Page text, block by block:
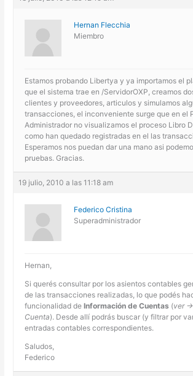
Hernan Flecchia
Miembro
Estamos probando Libertya y ya importamos el
que el sistema trae en /ServidorOXP, creamos
clientes y proveedores, articulos y simulamos
transacciones, el inconveniente surge que en el
Administrador no visualizamos el proceso Libro
como han quedado registradas en el las
Esperamos nos puedan dar una mano asi
pruebas. Gracias.
19 julio, 2010 a las 11:18 am
Federico Cristina
Superadministrador
Hernan,
Si querés consultar por los asientos contables
de las transacciones realizadas, lo que podés
funcionalidad deInformación de Cuentas (ver -
Cuenta). Desde allí podrás buscar (y filtrar por
entradas contables correspondientes.
Saludos,
Federico